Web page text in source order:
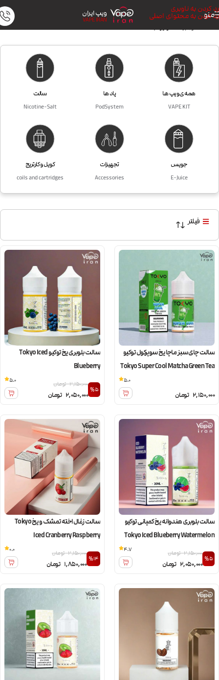
رد کردن به ناوبری
رد کردن به محتوای اصلی
منو ویپ ایران
VAPE IRAN
همه ی ویپ ها
VAPE KIT
پاد ها
PodSystem
سالت
Nicotine-Salt
جویس
E-Juice
تجهیزات
Accessories
کویل و کارتریج
coils and cartridges
فیلتر
سالت چای سبز ماچا یخ سوپرکول توکیو
Tokyo Super Cool Matcha Green Tea
2,150,000 تومان
5.0
سالت بلوبری یخ توکیو Tokyo Iced
Blueberry
%5
2,150,000 تومان
2,050,000 تومان
5.0
سالت بلوبری هندوانه یخ کمپانی توکیو
Tokyo Iced Blueberry Watermelon
%5
2,150,000 تومان
2,050,000 تومان
4.7
سالت زغال اخته تمشک و یخ Tokyo
Iced Cranberry Raspberry
%14
2,150,000 تومان
1,850,000 تومان
0.0